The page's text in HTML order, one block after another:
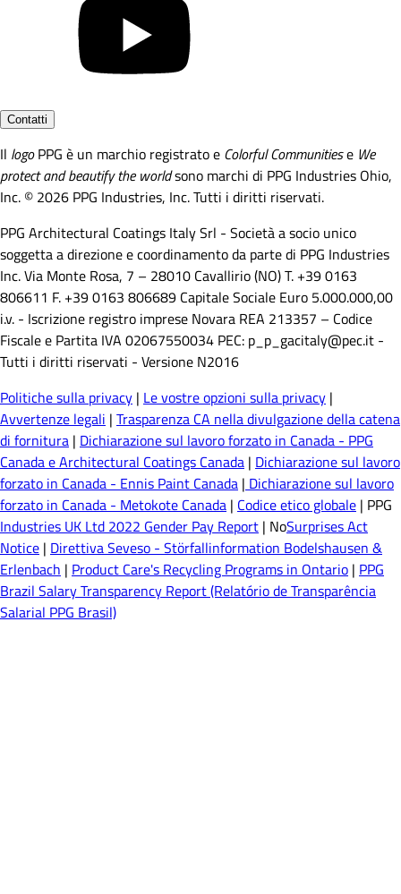
Contatti
Il logoPPG è un marchio registrato e Colorful Communitiese We
protect and beautify the worldsono marchi di PPG Industries Ohio,
Inc. © 2026 PPG Industries, Inc. Tutti i diritti riservati.
PPG Architectural Coatings Italy Srl - Società a socio unico
soggetta a direzione e coordinamento da parte di PPG Industries
Inc. Via Monte Rosa, 7 – 28010 Cavallirio (NO) T. +39 0163
806611 F. +39 0163 806689 Capitale Sociale Euro 5.000.000,00
i.v. - Iscrizione registro imprese Novara REA 213357 – Codice
Fiscale e Partita IVA 02067550034 PEC: p_p_gacitaly@pec.it -
Tutti i diritti riservati - Versione N2016
Politiche sulla privacy | Le vostre opzioni sulla privacy |
Avvertenze legali | Trasparenza CA nella divulgazione della catena
di fornitura | Dichiarazione sul lavoro forzato in Canada - PPG
Canada e Architectural Coatings Canada | Dichiarazione sul lavoro
forzato in Canada - Ennis Paint Canada | Dichiarazione sul lavoro
forzato in Canada - Metokote Canada | Codice etico globale | PPG
Industries UK Ltd 2022 Gender Pay Report | NoSurprises Act
Notice | Direttiva Seveso - Störfallinformation Bodelshausen &
Erlenbach | Product Care's Recycling Programs in Ontario | PPG
Brazil Salary Transparency Report (Relatório de Transparência
Salarial PPG Brasil)